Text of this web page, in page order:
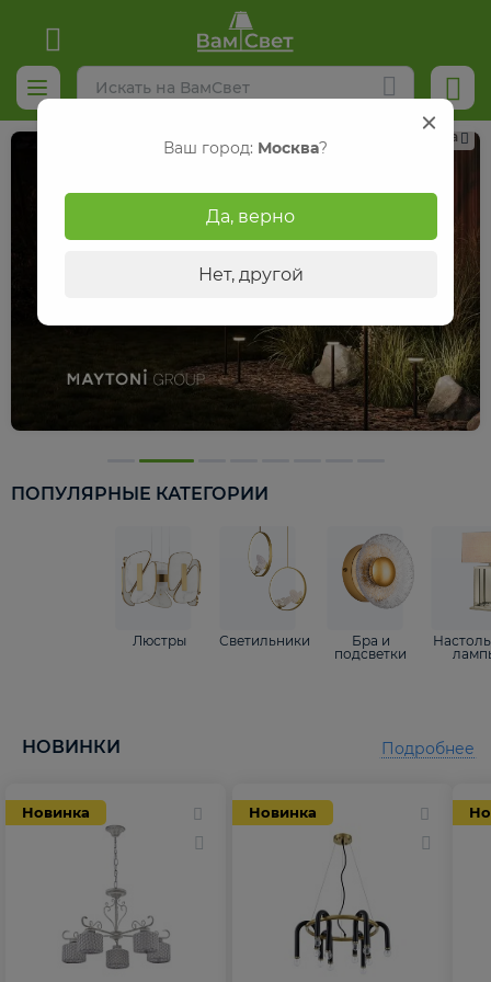
Реклама
ПОПУЛЯРНЫЕ КАТЕГОРИИ
Люстры Светильники
Бра и
подсветки
НОВИНКИ
Новинка Новинка
Подробнее
Ваш город: Москва?
Да, верно
Нет, другой